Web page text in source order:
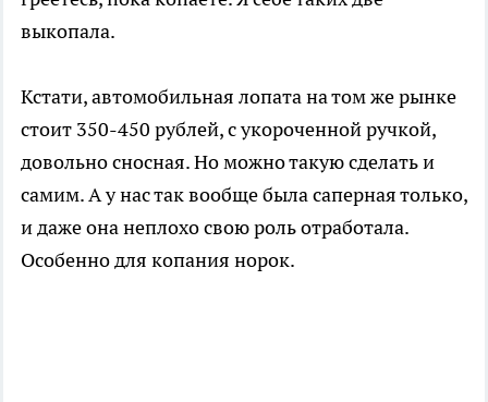
выкопала.
Кстати, автомобильная лопата на том же рынке
стоит 350-450 рублей, с укороченной ручкой,
довольно сносная. Но можно такую сделать и
самим. А у нас так вообще была саперная только,
и даже она неплохо свою роль отработала.
Особенно для копания норок.